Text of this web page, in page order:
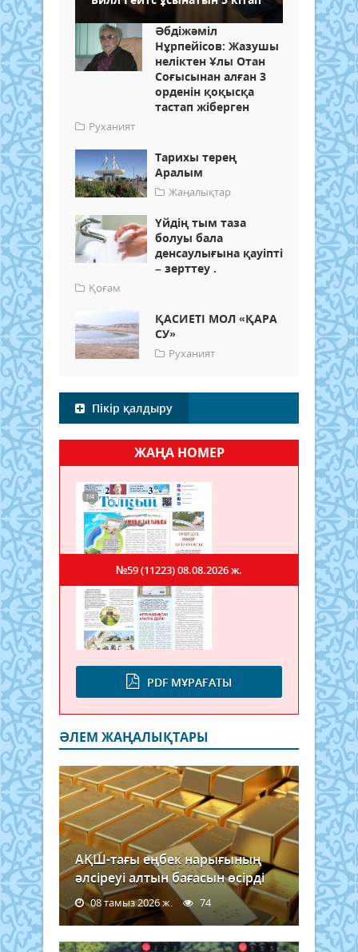
Әбдіжәміл
Нұрпейісов: Жазушы
неліктен Ұлы Отан
Соғысынан алған 3
орденін қоқысқа
тастап жіберген
Руханият
Тарихы терең
Аралым
Жаңалықтар
Үйдің тым таза
болуы бала
денсаулығына қауіпті
– зерттеу .
Қоғам
ҚАСИЕТІ МОЛ «ҚАРА
СУ»
Руханият
Пікір қалдыру
ЖАҢА НОМЕР
PDF МҰРАҒАТЫ
№59 (11223)08.08.2026 ж.
ӘЛЕМ ЖАҢАЛЫҚТАРЫ
АҚШ-тағы еңбек нарығының
әлсіреуі алтын бағасын өсірді
08 тамыз 2026 ж. 74